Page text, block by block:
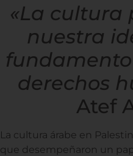
«La cultura
nuestra
derechos
Atef
La cultura árabe en
que desempeñaron un